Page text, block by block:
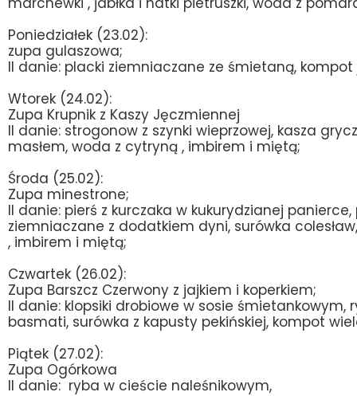
Poniedziałek (23.02):
zupa gulaszowa;
II danie: placki ziemniaczane ze śmietaną, kompot
Wtorek (24.02):
Zupa Krupnik z Kaszy Jęczmiennej
II danie: strogonow z szynki wieprzowej, kasza
masłem, woda z cytryną , imbirem i miętą;
Środa (25.02):
Zupa minestrone;
II danie: pierś z kurczaka w kukurydzianej panierce,
ziemniaczane z dodatkiem dyni, surówka
, imbirem i miętą;
Czwartek (26.02):
Zupa Barszcz Czerwony z jajkiem i koperkiem;
II danie: klopsiki drobiowe w sosie śmietankowym,
basmati, surówka z kapusty pekińskiej, kompot
Piątek (27.02):
Zupa Ogórkowa
II danie: ryba w cieście naleśnikowym,